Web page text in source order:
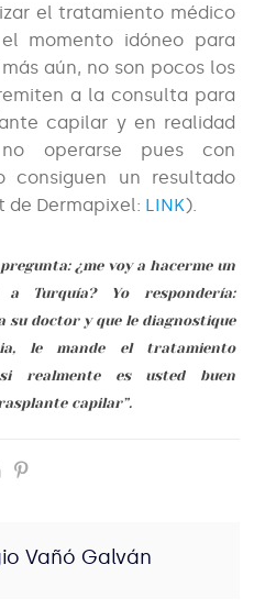
el tratamiento médico
momento idóneo para
aún, no son pocos los
a la consulta para
capilar y en realidad
operarse pues con
consiguen un resultado
de Dermapixel: LINK).
¿me voy a hacerme un
Turquía? Yo respondería:
su doctor y que le diagnostique
le mande el tratamiento
realmente es usted buen
capilar”.
Vañó Galván